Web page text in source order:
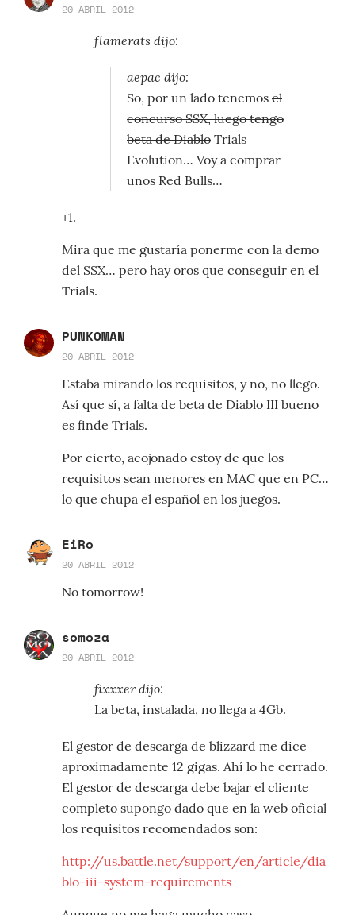
20 ABRIL 2012
flamerats dijo:
aepac dijo:
So, por un lado tenemos el
concurso SSX, luego tengo
beta de Diablo Trials
Evolution… Voy a comprar
unos Red Bulls…
+1.
Mira que me gustaría ponerme con la demo
del SSX… pero hay oros que conseguir en el
Trials.
PUNKOMAN
20 ABRIL 2012
Estaba mirando los requisitos, y no, no llego.
Así que sí, a falta de beta de Diablo III bueno
es finde Trials.
Por cierto, acojonado estoy de que los
requisitos sean menores en MAC que en PC…
lo que chupa el español en los juegos.
EiRo
20 ABRIL 2012
No tomorrow!
somoza
20 ABRIL 2012
fixxxer dijo:
La beta, instalada, no llega a 4Gb.
El gestor de descarga de blizzard me dice
aproximadamente 12 gigas. Ahí lo he cerrado.
El gestor de descarga debe bajar el cliente
completo supongo dado que en la web oficial
los requisitos recomendados son:
http://us.battle.net/support/en/article/dia
blo-iii-system-requirements